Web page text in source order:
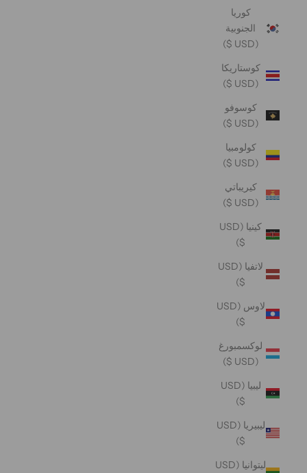
كوريا
الجنوبية
(USD $)
كوستاريكا
(USD $)
كوسوفو
(USD $)
كولومبيا
(USD $)
كيريباتي
(USD $)
كينيا (USD
$)
لاتفيا (USD
$)
لاوس (USD
$)
لوكسمبورغ
(USD $)
ليبيا (USD
$)
ليبيريا (USD
$)
ليتوانيا (USD